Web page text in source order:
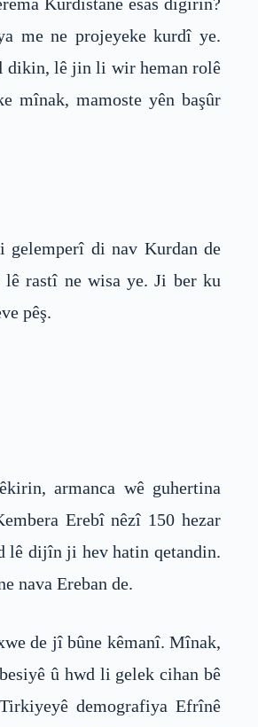
Kurdistanê esas digirin?
me ne projeyeke kurdî ye.
dikin, lê jin li wir heman rolê
mînak, mamoste yên başûr
gelemperî di nav Kurdan de
rastî ne wisa ye. Ji ber ku
pêş.
armanca wê guhertina
Erebî nêzî 150 hezar
lê dijîn ji hev hatin qetandin.
nava Ereban de.
de jî bûne kêmanî. Mînak,
û hwd li gelek cihan bê
demografiya Efrînê